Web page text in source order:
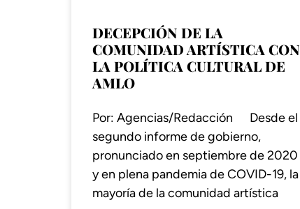
DECEPCIÓN DE LA
COMUNIDAD ARTÍSTICA CON
LA POLÍTICA CULTURAL DE
AMLO
Por: Agencias/Redacción Desde el
segundo informe de gobierno,
pronunciado en septiembre de 2020
y en plena pandemia de COVID-19, la
mayoría de la comunidad artística